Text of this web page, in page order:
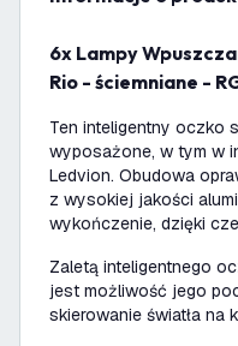
6x Lampy Wpuszczane w Sufit Inteligentne -
Rio - ściemniane -
Ten inteligentny oczko
wyposażone, w tym w
Ledvion. Obudowa
z wysokiej jakości
wykończenie, dzięki
Zaletą inteligentnego
jest możliwość jego
skierowanie światła na